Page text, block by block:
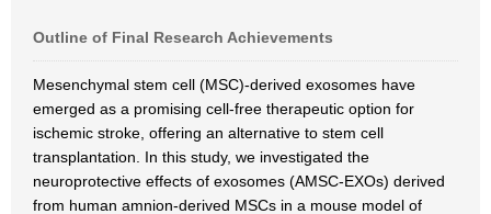
Outline of Final Research Achievements
Mesenchymal stem cell (MSC)-derived exosomes have
emerged as a promising cell-free therapeutic option for
ischemic stroke, offering an alternative to stem cell
transplantation. In this study, we investigated the
neuroprotective effects of exosomes (AMSC-EXOs) derived
from human amnion-derived MSCs in a mouse model of